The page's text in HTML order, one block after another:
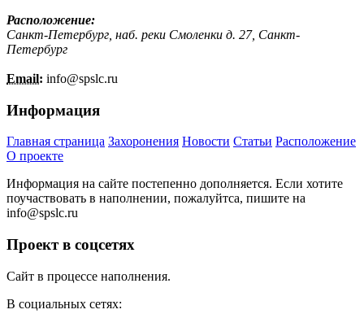
Расположение:
Санкт-Петербург, наб. реки Смоленки д. 27, Санкт-
Петербург
Email: info@spslc.ru
Информация
Главная страница Захоронения Новости Статьи Расположение
О проекте
Информация на сайте постепенно дополняется. Если хотите
поучаствовать в наполнении, пожалуйтса, пишите на
info@spslc.ru
Проект в соцсетях
Сайт в процессе наполнения.
В социальных сетях: